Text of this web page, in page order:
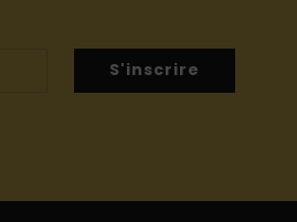
S'inscrire